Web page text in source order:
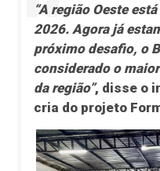
“A região Oeste
2026. Agora já
próximo desafio, o
considerado o
da região”, disse o
cria do projeto